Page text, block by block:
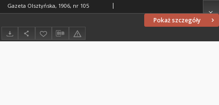
Pokaż szczegóły
Gazeta Olsztyńska, 1906, nr 105